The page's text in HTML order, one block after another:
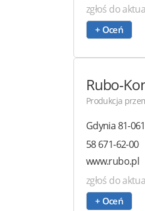
zgłoś do
+ Oceń
Rubo-
Produkcja
Gdynia81-061
58 671-62-00
www.rubo.pl
zgłoś do
+ Oceń